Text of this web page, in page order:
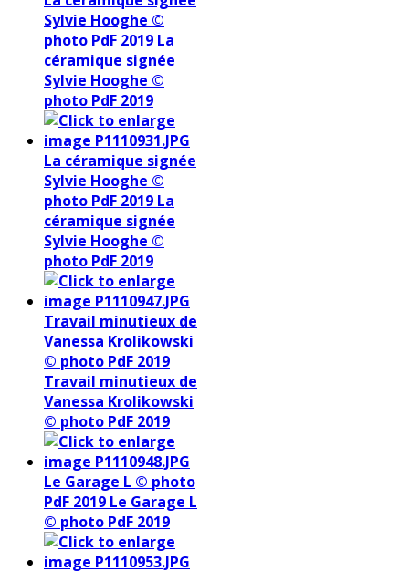
Sylvie Hooghe ©
photo PdF 2019 La
céramique signée
Sylvie Hooghe ©
photo PdF 2019
La céramique signée
Sylvie Hooghe ©
photo PdF 2019 La
céramique signée
Sylvie Hooghe ©
photo PdF 2019
Travail minutieux de
Vanessa Krolikowski
© photo PdF 2019
Travail minutieux de
Vanessa Krolikowski
© photo PdF 2019
Le Garage L © photo
PdF 2019 Le Garage L
© photo PdF 2019